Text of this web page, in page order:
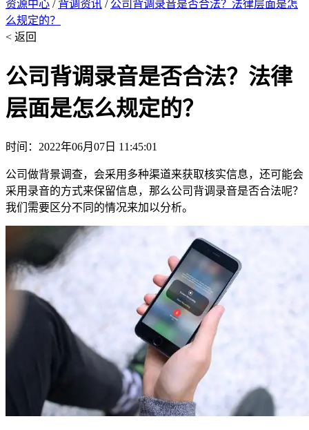
资源中心 / 背调资讯 / 公司背调录音是否合法？法律层面是怎
么规定的？
< 返回
公司背调录音是否合法？法律
层面是怎么规定的？
时间：2022年06月07日 11:45:01
公司做背景调查，会采用多种渠道来获取核实信息，还可能会
采用录音的方式来保留信息，那么公司背调录音是否合法呢？
我们需要区分不同的情况来加以分析。